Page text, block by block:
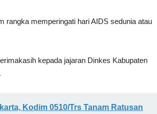
rangka memperingati hari AIDS sedunia atau
kepada jajaran Dinkes Kabupaten
Kodim 0510/Trs Tanam Ratusan